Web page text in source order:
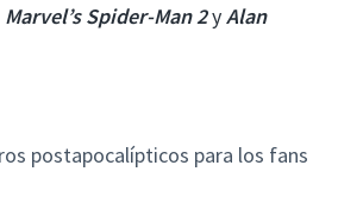
Marvel’s Spider-Man 2yAlan
postapocalípticos para los fans